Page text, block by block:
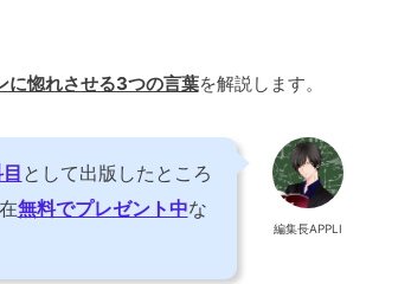
に惚れさせる3つの言葉を解説します。
編集長APPLI
として出版したところ
無料でプレゼント中な